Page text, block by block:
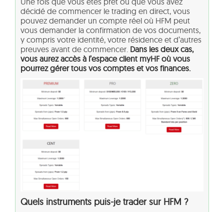
décidé de commencer le trading en direct, vous
pouvez demander un compte réel où HFM peut
vous demander la confirmation de vos documents,
y compris votre identité, votre résidence et d’autres
preuves avant de commencer. Dans les deux cas,
vous aurez accès à l’espace client myHF où vous
pourrez gérer tous vos comptes et vos finances.
Quels instruments puis-je trader sur HFM ?